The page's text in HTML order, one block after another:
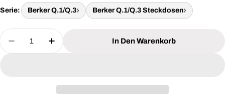
Serie: Berker Q.1/Q.3 Berker Q.1/Q.3 Steckdosen
Menge
Menge Für BERKER 47236089 Steckdose
Menge Für BERKER 47236089
In Den Warenkorb